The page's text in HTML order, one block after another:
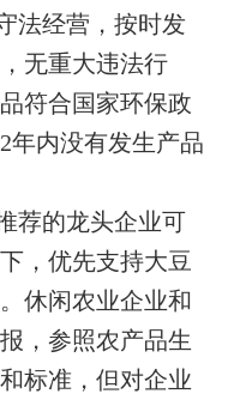
法经营， 按时发
无重大违法行
符合国家环保政
年内没有发生产品
荐的龙头企业可
，优先支持大豆
休闲农业企业和
，参照农产品生
标准，但对企业